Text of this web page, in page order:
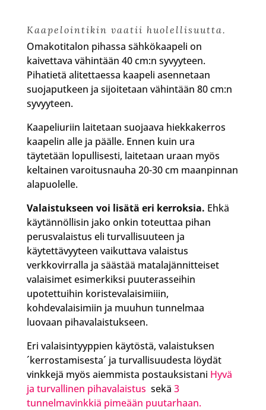
Kaapelointikin vaatii huolellisuutta.
Omakotitalon pihassa sähkökaapeli on
kaivettava vähintään 40 cm:n syvyyteen.
Pihatietä alitettaessa kaapeli asennetaan
suojaputkeen ja sijoitetaan vähintään 80 cm:n
syvyyteen.
Kaapeliuriin laitetaan suojaava hiekkakerros
kaapelin alle ja päälle. Ennen kuin ura
täytetään lopullisesti, laitetaan uraan myös
keltainen varoitusnauha 20-30 cm maanpinnan
alapuolelle.
Valaistukseen voi lisätä eri kerroksia. Ehkä
käytännöllisin jako onkin toteuttaa pihan
perusvalaistus eli turvallisuuteen ja
käytettävyyteen vaikuttava valaistus
verkkovirralla ja säästää matalajännitteiset
valaisimet esimerkiksi puuterasseihin
upotettuihin koristevalaisimiiin,
kohdevalaisimiin ja muuhun tunnelmaa
luovaan pihavalaistukseen.
Eri valaisintyyppien käytöstä, valaistuksen
´kerrostamisesta´ ja turvallisuudesta löydät
vinkkejä myös aiemmista postauksistani Hyvä
ja turvallinen pihavalaistus sekä 3
tunnelmavinkkiä pimeään puutarhaan.